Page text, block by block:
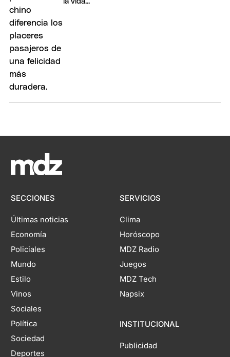
SECCIONES
Últimas noticias
Economía
Policiales
Mundo
Estilo
Vinos
Sociales
Política
Sociedad
Deportes
SERVICIOS
Clima
Horóscopo
MDZ Radio
Juegos
MDZ Tech
Napsix
INSTITUCIONAL
Publicidad